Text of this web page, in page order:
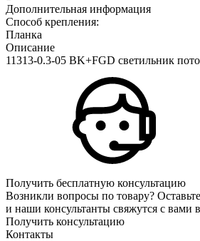
Дополнительная информация
Способ крепления:
Планка
Описание
11313-0.3-05 BK+FGD светильник
Получить бесплатную консультацию
Возникли вопросы по товару?
и наши консультанты свяжутся с вами
Получить консультацию
Контакты